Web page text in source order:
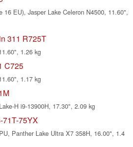
16 EU), Jasper Lake Celeron N4500, 11.60",
311 R725T
1.26 kg
C725
1.17 kg
H i9-13900H, 17.30", 2.09 kg
71T-75YX
Panther Lake Ultra X7 358H, 16.00", 1.4